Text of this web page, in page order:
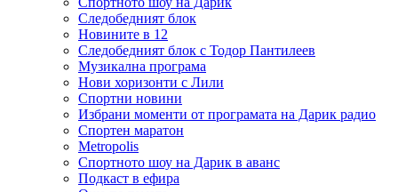
Следобедният блок
Новините в 12
Следобедният блок с Тодор Пантилеев
Музикална програма
Нови хоризонти с Лили
Спортни новини
Избрани моменти от програмата на Дарик радио
Спортен маратон
Metropolis
Спортното шоу на Дарик в аванс
Подкаст в ефира